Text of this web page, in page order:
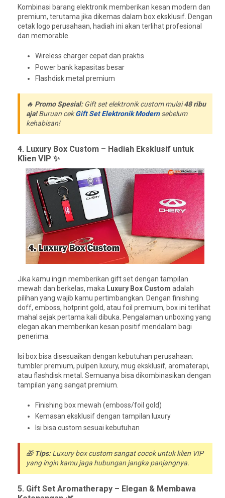
Kombinasi barang elektronik memberikan kesan modern dan
premium, terutama jika dikemas dalam box eksklusif. Dengan
cetak logo perusahaan, hadiah ini akan terlihat profesional
dan memorable.
Wireless charger cepat dan praktis
Power bank kapasitas besar
Flashdisk metal premium
🔥 Promo Spesial:Gift set elektronik custom mulai48 ribu
aja!Buruan cekGift Set Elektronik Modernsebelum
kehabisan!
4. Luxury Box Custom – Hadiah Eksklusif untuk
Klien VIP ✨
Jika kamu ingin memberikan gift set dengan tampilan
mewah dan berkelas, maka Luxury Box Custom adalah
pilihan yang wajib kamu pertimbangkan. Dengan finishing
doff, emboss, hotprint gold, atau foil premium, box ini terlihat
mahal sejak pertama kali dibuka. Pengalaman unboxing yang
elegan akan memberikan kesan positif mendalam bagi
penerima.
Isi box bisa disesuaikan dengan kebutuhan perusahaan:
tumbler premium, pulpen luxury, mug eksklusif, aromaterapi,
atau flashdisk metal. Semuanya bisa dikombinasikan dengan
tampilan yang sangat premium.
Finishing box mewah (emboss/foil gold)
Kemasan eksklusif dengan tampilan luxury
Isi bisa custom sesuai kebutuhan
🎁 Tips:Luxury box custom sangat cocok untuk klien VIP
yang ingin kamu jaga hubungan jangka panjangnya.
5. Gift Set Aromatherapy – Elegan & Membawa